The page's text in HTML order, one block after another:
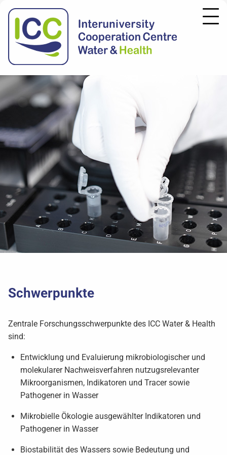
Schwerpunkte
Zentrale Forschungsschwerpunkte des ICC Water & Health
sind:
Entwicklung und Evaluierung mikrobiologischer und
molekularer Nachweisverfahren nutzugsrelevanter
Mikroorganismen, Indikatoren und Tracer sowie
Pathogener in Wasser
Mikrobielle Ökologie ausgewählter Indikatoren und
Pathogener in Wasser
Biostabilität des Wassers sowie Bedeutung und